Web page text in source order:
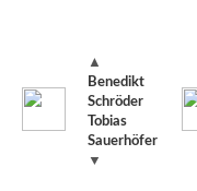
▲
Benedikt
Schröder
Tobias
Sauerhöfer
▼